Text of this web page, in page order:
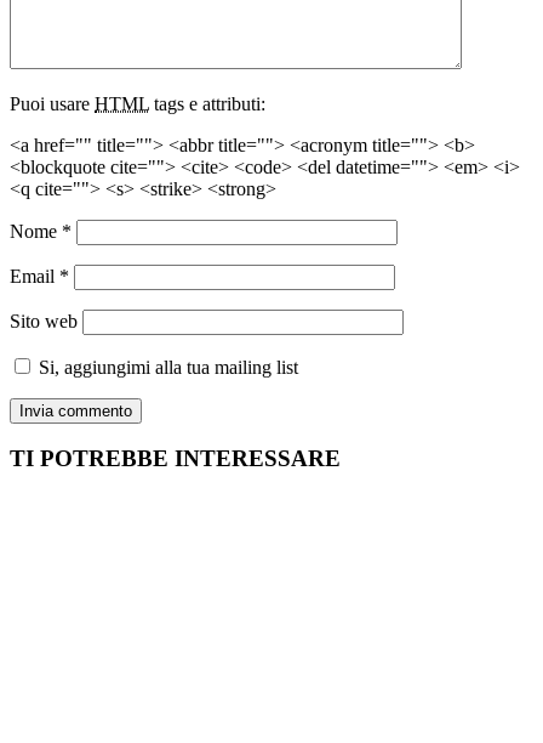
Puoi usare HTML tags e attributi:
<a href="" title=""> <abbr title=""> <acronym title=""> <b>
<blockquote cite=""> <cite> <code> <del datetime=""> <em> <i>
<q cite=""> <s> <strike> <strong>
Nome *
Email *
Sito web
Si, aggiungimi alla tua mailing list
TI POTREBBE INTERESSARE